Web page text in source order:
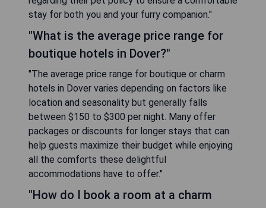
stay for both you and your furry companion."
"What is the average price range for
boutique hotels in Dover?"
"The average price range for boutique or charm
hotels in Dover varies depending on factors like
location and seasonality but generally falls
between $150 to $300 per night. Many offer
packages or discounts for longer stays that can
help guests maximize their budget while enjoying
all the comforts these delightful
accommodations have to offer."
"How do I book a room at a charm